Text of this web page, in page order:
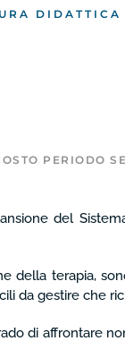
DIDATTICA
PERIODO
del
della terapia,
da gestire che
di affrontare